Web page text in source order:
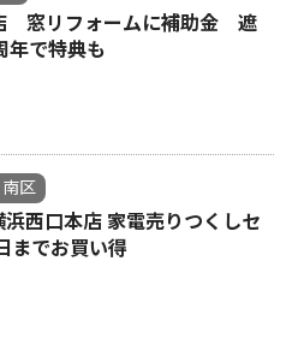
窓リフォームに補助金 遮
年で特典も
区
浜西口本店 家電売りつくしセ
までお買い得